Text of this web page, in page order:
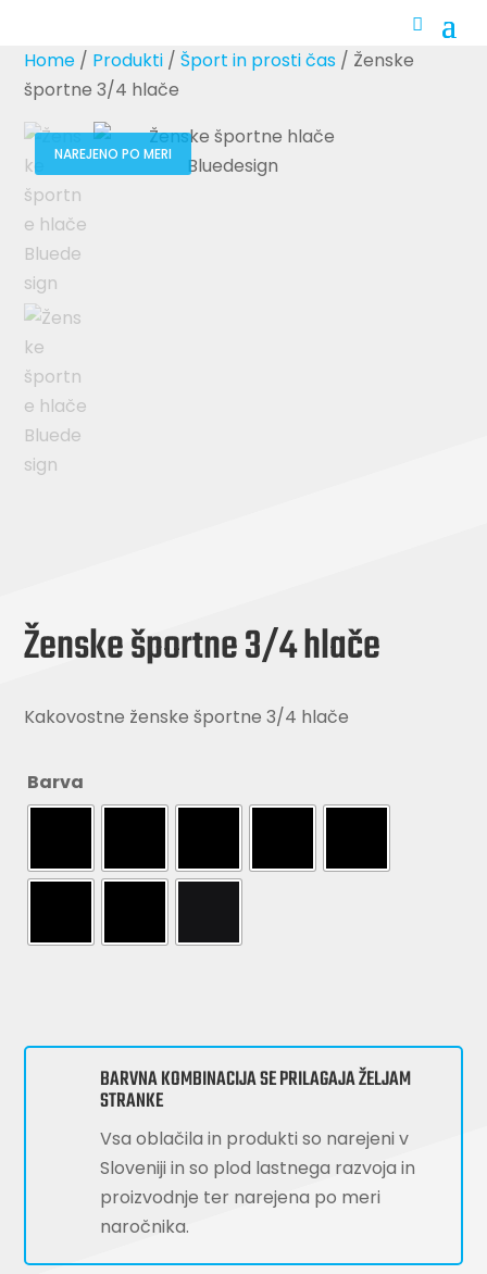
Home / Produkti /Šport in prosti čas / Ženske
športne 3/4 hlače
NAREJENO PO MERI
Ženske športne 3/4 hlače
Kakovostne ženske športne 3/4 hlače
Barva
BARVNA KOMBINACIJA SE PRILAGAJA ŽELJAM
STRANKE
Vsa oblačila in produkti so narejeni v
Sloveniji in so plod lastnega razvoja in
proizvodnje ter narejena po meri
naročnika.